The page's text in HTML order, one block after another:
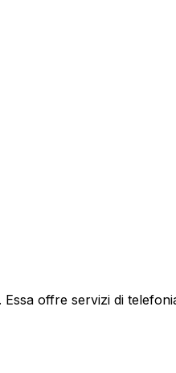
offre servizi di